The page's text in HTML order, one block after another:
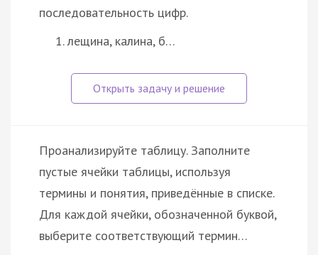
последовательность цифр.
лещина, калина, б…
Проанализируйте таблицу. Заполните
пустые ячейки таблицы, используя
термины и понятия, приведённые в списке.
Для каждой ячейки, обозначенной буквой,
выберите соответствующий термин…